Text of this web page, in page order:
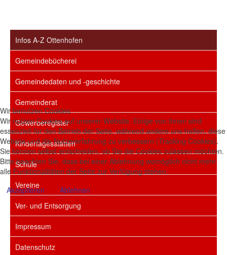
Infos A-Z Ottenhofen
Gemeindebücherei
Gemeindedaten und -geschichte
Gemeinderat
Gewerberegister
Kindertagesstätten
Schule
Vereine
Ver- und Entsorgung
Impressum
Datenschutz
Wir benutzen Cookies
Wir nutzen Cookies auf unserer Website. Einige von ihnen sind
essenziell für den Betrieb der Seite, während andere uns helfen, diese
Website und die Nutzererfahrung zu verbessern (Tracking Cookies).
Sie können selbst entscheiden, ob Sie die Cookies zulassen möchten.
Bitte beachten Sie, dass bei einer Ablehnung womöglich nicht mehr
alle Funktionalitäten der Seite zur Verfügung stehen.
Akzeptieren
Ablehnen